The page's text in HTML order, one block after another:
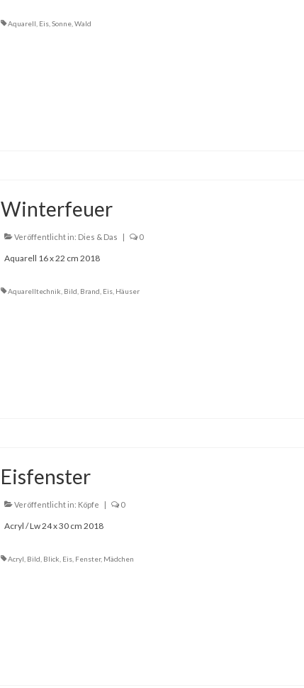
Aquarell Eis, Sonne, Wald
Winterfeuer
Veröffentlicht in: Dies & Das | 0
Aquarell 16 x 22 cm 2018
Aquarelltechnik Bild Brand Eis, Häuser
Eisfenster
Veröffentlicht in: Köpfe | 0
Acryl / Lw 24 x 30 cm 2018
Acryl Bild Blick Eis, Fenster, Mädchen